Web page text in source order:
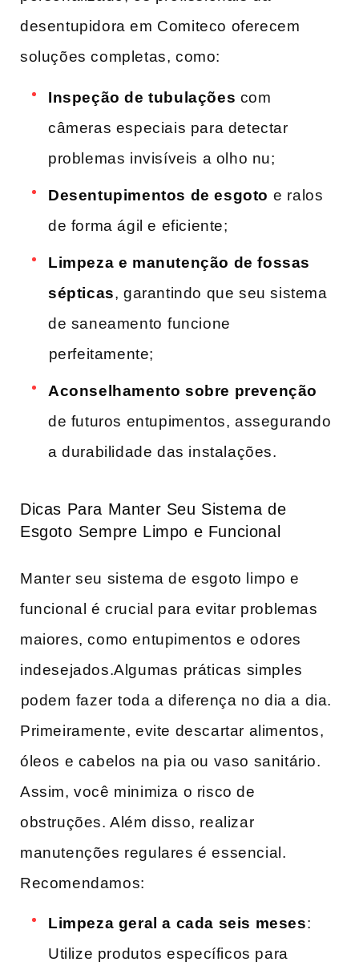
desentupidora em Comiteco oferecem
soluções completas, como:
Inspeção de tubulações com
câmeras‌ especiais​ para detectar
problemas invisíveis a olho nu;
Desentupimentos de esgoto e⁣ ralos
de forma ágil e eficiente;
Limpeza e manutenção de fossas
sépticas, garantindo ​que ​seu sistema
de saneamento⁤ funcione
⁤perfeitamente;
Aconselhamento sobre prevenção
de futuros entupimentos, assegurando
a durabilidade das instalações.
Dicas Para Manter Seu Sistema‍ de
Esgoto⁢ Sempre Limpo e Funcional
Manter seu sistema de esgoto limpo e‍
funcional‍ é crucial para evitar problemas ​
maiores, como‌ entupimentos e odores
indesejados.Algumas⁤ práticas ⁢simples
⁢podem⁣ fazer⁤ toda a diferença no dia a‍ dia.
Primeiramente, evite descartar alimentos,
óleos e cabelos ​na pia ou vaso sanitário.
Assim, você minimiza o risco de⁤
obstruções. Além disso, realizar
manutenções regulares é essencial.
Recomendamos:
Limpeza geral a cada‌ seis meses:
Utilize produtos específicos para